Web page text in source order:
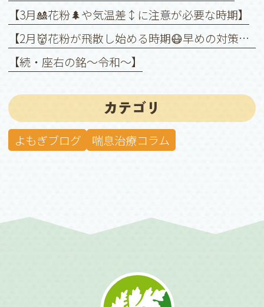
【3月🎎花粉🌲や気温差↕️に注意が必要な時期】
【2月👹花粉が飛散し始める時期😷早めの対策を❗️】
【続・座右の銘〜令和〜】
カテゴリ
よもぎブログ 喘息治療コラム